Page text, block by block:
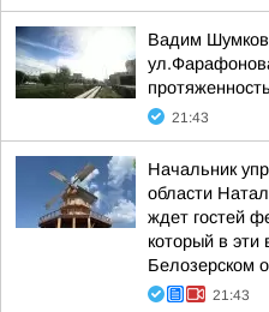
Вадим
21:43
Начальник
области
ждет гостей
который в
Белозерском
21:43